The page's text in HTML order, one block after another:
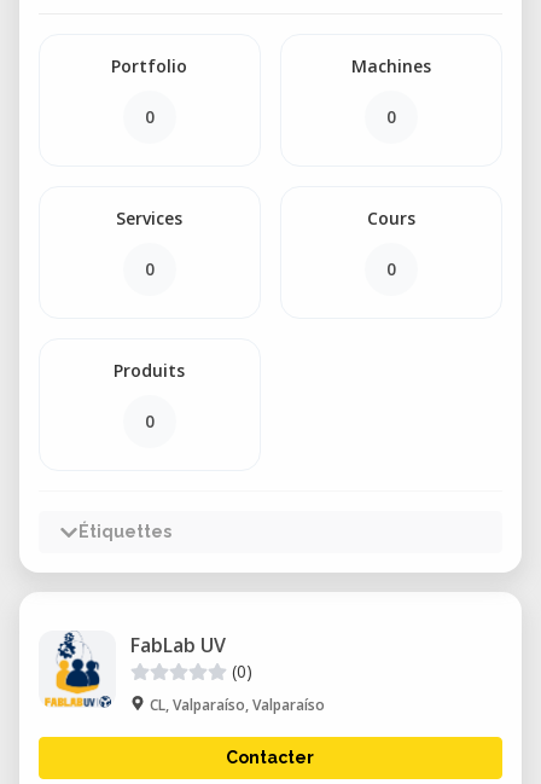
Portfolio
0
Machines
0
Services
0
Cours
0
Produits
0
Étiquettes
FabLab UV
(0)
CL, Valparaíso, Valparaíso
Contacter